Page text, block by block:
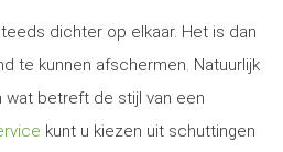
dichter op elkaar. Het is dan
te kunnen afschermen. Natuurlijk
betreft de stijl van een
kunt u kiezen uit schuttingen